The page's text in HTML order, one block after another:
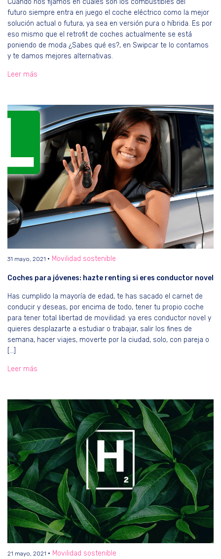
Cuando nos fijamos en cuáles son los combustibles del
futuro siempre entra en juego el coche eléctrico como la mejor
solución actual o futura, ya sea en versión pura o híbrida. Es por
eso mismo que el retrofit de coches actualmente se está
poniendo de moda ¿Sabes qué es?, en Swipcar te lo contamos
y te damos mejores alternativas.
Leer más
31 mayo, 2021 Movilidad sostenible
Coches para jóvenes: hazte renting si eres conductor novel
Has cumplido la mayoría de edad, te has sacado el carnet de
conducir y deseas, por encima de todo, tener tu propio coche
para tener total libertad de movilidad: ya eres conductor novel y
quieres desplazarte a estudiar o trabajar, salir los fines de
semana, hacer viajes, moverte por la ciudad, solo, con pareja o
[…]
Leer más
21 mayo, 2021 Movilidad sostenible